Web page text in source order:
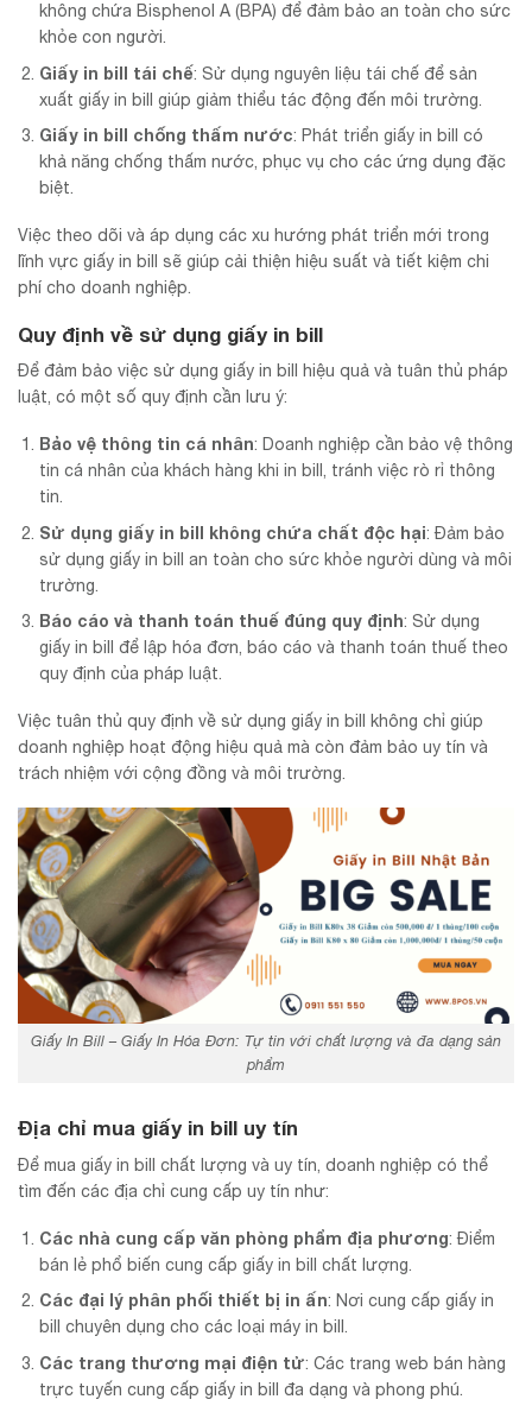
không chứa Bisphenol A (BPA) để đảm bảo an toàn cho sức
khỏe con người.
Giấy in bill tái chế: Sử dụng nguyên liệu tái chế để sản
xuất giấy in bill giúp giảm thiểu tác động đến môi trường.
Giấy in bill chống thấm nước: Phát triển giấy in bill có
khả năng chống thấm nước, phục vụ cho các ứng dụng đặc
biệt.
Việc theo dõi và áp dụng các xu hướng phát triển mới trong
lĩnh vực giấy in bill sẽ giúp cải thiện hiệu suất và tiết kiệm chi
phí cho doanh nghiệp.
Quy định về sử dụng giấy in bill
Để đảm bảo việc sử dụng giấy in bill hiệu quả và tuân thủ pháp
luật, có một số quy định cần lưu ý:
Bảo vệ thông tin cá nhân: Doanh nghiệp cần bảo vệ thông
tin cá nhân của khách hàng khi in bill, tránh việc rò rỉ thông
tin.
Sử dụng giấy in bill không chứa chất độc hại: Đảm bảo
sử dụng giấy in bill an toàn cho sức khỏe người dùng và môi
trường.
Báo cáo và thanh toán thuế đúng quy định: Sử dụng
giấy in bill để lập hóa đơn, báo cáo và thanh toán thuế theo
quy định của pháp luật.
Việc tuân thủ quy định về sử dụng giấy in bill không chỉ giúp
doanh nghiệp hoạt động hiệu quả mà còn đảm bảo uy tín và
trách nhiệm với cộng đồng và môi trường.
Giấy In Bill – Giấy In Hóa Đơn: Tự tin với chất lượng và đa dạng sản
phẩm
Địa chỉ mua giấy in bill uy tín
Để mua giấy in bill chất lượng và uy tín, doanh nghiệp có thể
tìm đến các địa chỉ cung cấp uy tín như:
Các nhà cung cấp văn phòng phẩm địa phương: Điểm
bán lẻ phổ biến cung cấp giấy in bill chất lượng.
Các đại lý phân phối thiết bị in ấn: Nơi cung cấp giấy in
bill chuyên dụng cho các loại máy in bill.
Các trang thương mại điện tử: Các trang web bán hàng
trực tuyến cung cấp giấy in bill đa dạng và phong phú.